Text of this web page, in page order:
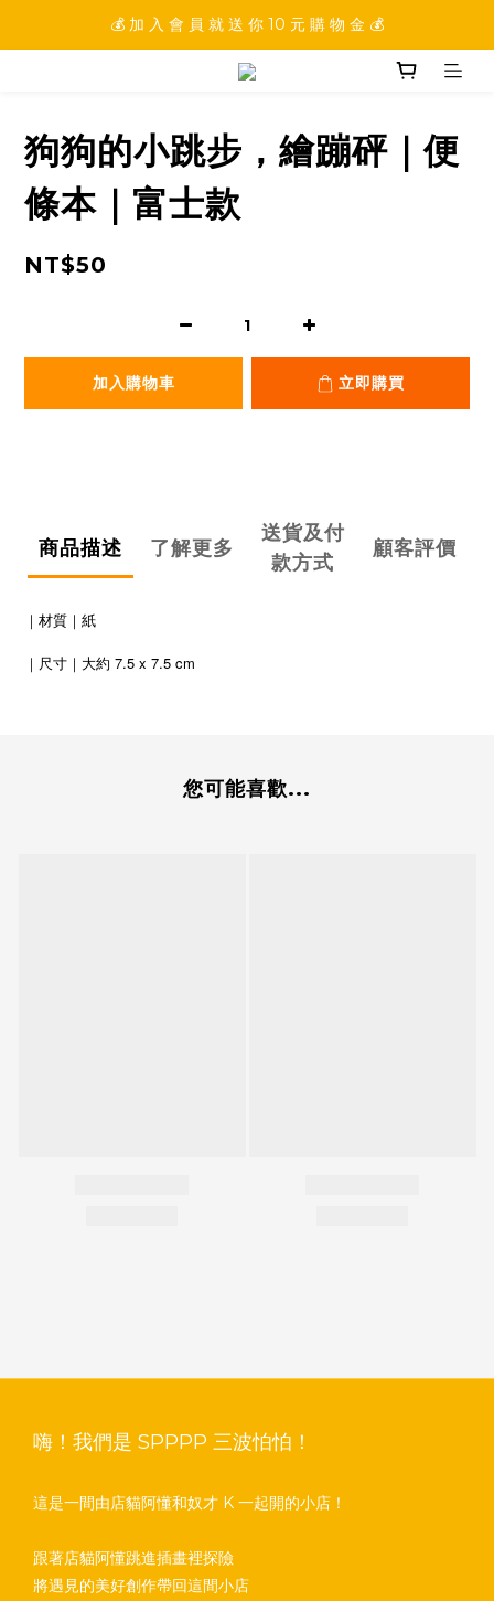
💰 加 入 會 員 就 送 你 10 元 購 物 金 💰
💰 加 入 會 員 就 送 你 10 元 購 物 金 💰
💰 填 寫 完 整 會 員 資 訊 再 送 點 數 22222 點 💰
狗狗的小跳步，繪蹦砰｜便
條本｜富士款
NT$50
加入購物車 立即購買
商品描述 了解更多
送貨及付
款方式
顧客評價
｜材質｜紙
｜尺寸｜大約 7.5 x 7.5 cm
您可能喜歡...
嗨！我們是 SPPPP 三波怕怕！
這是一間由店貓阿懂和奴才 K 一起開的小店！
跟著店貓阿懂跳進插畫裡探險
將遇見的美好創作帶回這間小店